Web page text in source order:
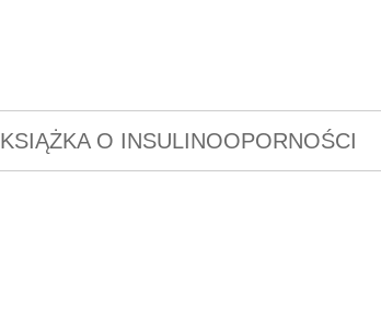
KSIĄŻKA O INSULINOOPORNOŚCI